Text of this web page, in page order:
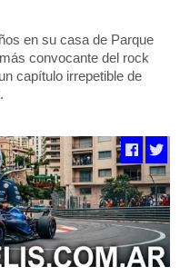
en su casa de Parque
convocante del rock
capítulo irrepetible de